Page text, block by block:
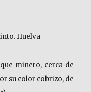
Huelva
minero, cerca de
su color cobrizo, de